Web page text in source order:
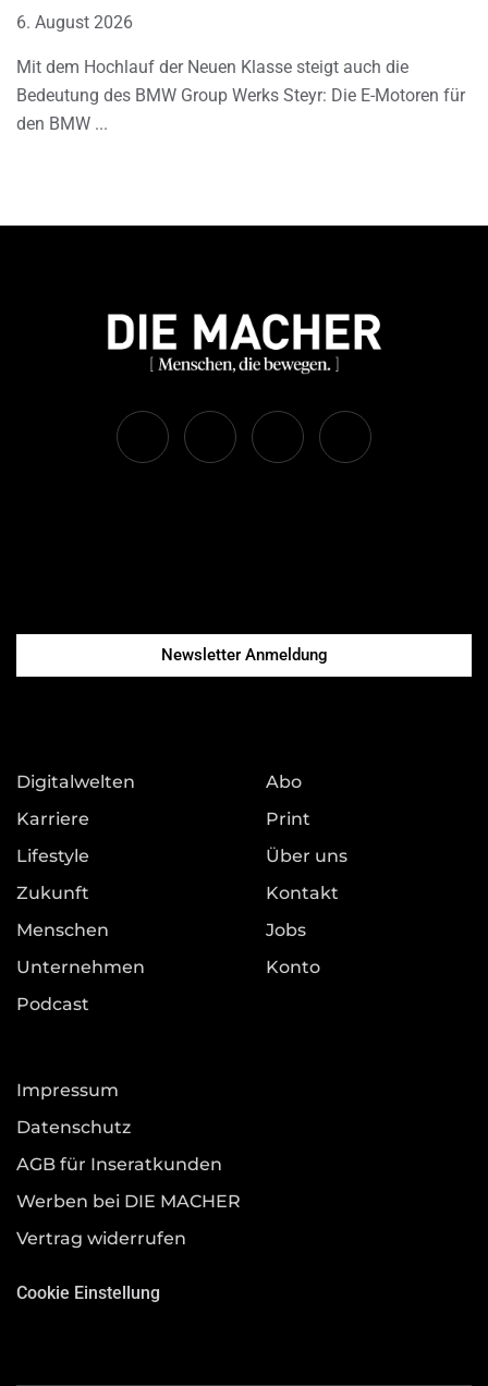
6. August 2026
Mit dem Hochlauf der Neuen Klasse steigt auch die
Bedeutung des BMW Group Werks Steyr: Die E-Motoren für
den BMW
Newsletter Anmeldung
Digitalwelten
Karriere
Lifestyle
Zukunft
Menschen
Unternehmen
Podcast
Abo
Print
Über uns
Kontakt
Jobs
Konto
Impressum
Datenschutz
AGB für Inseratkunden
Werben bei DIE MACHER
Vertrag widerrufen
Cookie Einstellung